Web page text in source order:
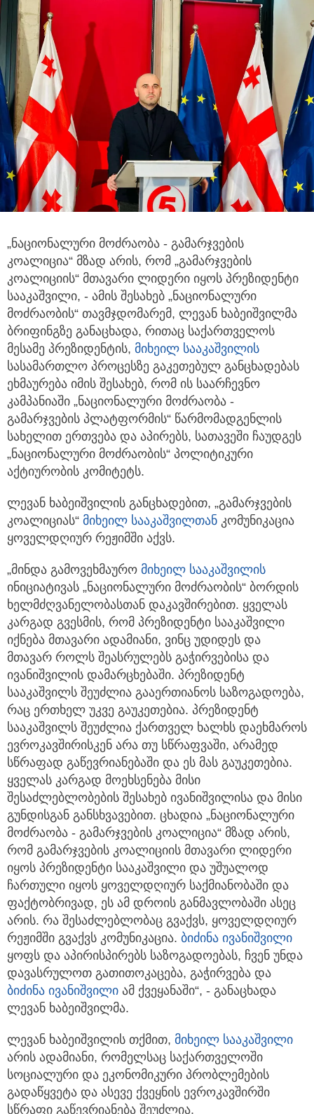
„ნაციონალური მოძრაობა - გამარჯვების
კოალიცია“ მზად არის, რომ „გამარჯვების
კოალიციის“ მთავარი ლიდერი იყოს პრეზიდენტი
სააკაშვილი, - ამის შესახებ „ნაციონალური
მოძრაობის“ თავმჯდომარემ, ლევან ხაბეიშვილმა
ბრიფინგზე განაცხადა, რითაც საქართველოს
მესამე პრეზიდენტის, მიხეილ სააკაშვილის
სასამართლო პროცესზე გაკეთებულ განცხადებას
ეხმაურება იმის შესახებ, რომ ის საარჩევნო
კამპანიაში „ნაციონალური მოძრაობა -
გამარჯვების პლატფორმის“ წარმომადგენლის
სახელით ერთვება და აპირებს, სათავეში ჩაუდგეს
„ნაციონალური მოძრაობის“ პოლიტიკური
აქტიურობის კომიტეტს.
ლევან ხაბეიშვილის განცხადებით, „გამარჯვების
კოალიციას“ მიხეილ სააკაშვილთან კომუნიკაცია
ყოველდღიურ რეჟიმში აქვს.
„მინდა გამოვეხმაურო მიხეილ სააკაშვილის
ინიციატივას „ნაციონალური მოძრაობის“ ბორდის
ხელმძღვანელობასთან დაკავშირებით. ყველას
კარგად გვესმის, რომ პრეზიდენტი სააკაშვილი
იქნება მთავარი ადამიანი, ვინც უდიდეს და
მთავარ როლს შეასრულებს გაჭირვებისა და
ივანიშვილის დამარცხებაში. პრეზიდენტ
სააკაშვილს შეუძლია გააერთიანოს საზოგადოება,
რაც ერთხელ უკვე გაუკეთებია. პრეზიდენტ
სააკაშვილს შეუძლია ქართველ ხალხს დაეხმაროს
ევროკავშირისკენ არა თუ სწრაფვაში, არამედ
სწრაფად გაწევრიანებაში და ეს მას გაუკეთებია.
ყველას კარგად მოეხსენება მისი
შესაძლებლობების შესახებ ივანიშვილისა და მისი
გუნდისგან განსხვავებით. ცხადია „ნაციონალური
მოძრაობა - გამარჯვების კოალიცია“ მზად არის,
რომ გამარჯვების კოალიციის მთავარი ლიდერი
იყოს პრეზიდენტი სააკაშვილი და უშუალოდ
ჩართული იყოს ყოველდღიურ საქმიანობაში და
ფაქტობრივად, ეს ამ დროის განმავლობაში ასეც
არის. რა შესაძლებლობაც გვაქვს, ყოველდღიურ
რეჟიმში გვაქვს კომუნიკაცია. ბიძინა ივანიშვილი
ყოფს და აპირისპირებს საზოგადოებას, ჩვენ უნდა
დავასრულოთ გათითოკაცება, გაჭირვება და
ბიძინა ივანიშვილი ამ ქვეყანაში“, - განაცხადა
ლევან ხაბეიშვილმა.
ლევან ხაბეიშვილის თქმით, მიხეილ სააკაშვილი
არის ადამიანი, რომელსაც საქართველოში
სოციალური და ეკონომიკური პრობლემების
გადაწყვეტა და ასევე ქვეყნის ევროკავშირში
სწრაფი გაწევრიანება შეუძლია.